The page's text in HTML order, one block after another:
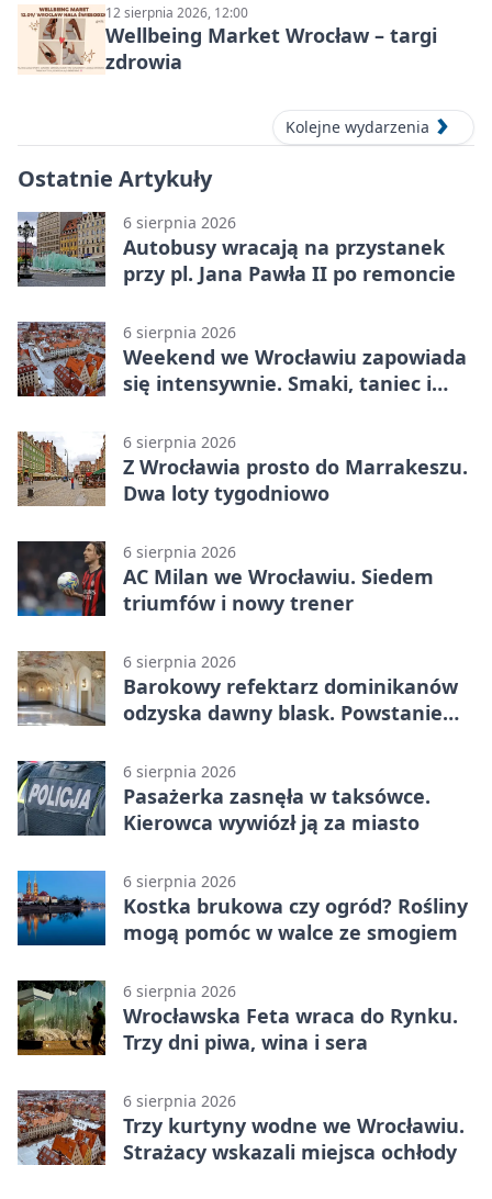
12 sierpnia 2026, 12:00
Wellbeing Market Wrocław – targi
zdrowia
Kolejne wydarzenia
Ostatnie Artykuły
6 sierpnia 2026
Autobusy wracają na przystanek
przy pl. Jana Pawła II po remoncie
6 sierpnia 2026
Weekend we Wrocławiu zapowiada
się intensywnie. Smaki, taniec i
6 sierpnia 2026
Z Wrocławia prosto do Marrakeszu.
Dwa loty tygodniowo
6 sierpnia 2026
AC Milan we Wrocławiu. Siedem
triumfów i nowy trener
6 sierpnia 2026
Barokowy refektarz dominikanów
odzyska dawny blask. Powstanie
6 sierpnia 2026
Pasażerka zasnęła w taksówce.
Kierowca wywiózł ją za miasto
6 sierpnia 2026
Kostka brukowa czy ogród? Rośliny
mogą pomóc w walce ze smogiem
6 sierpnia 2026
Wrocławska Feta wraca do Rynku.
Trzy dni piwa, wina i sera
6 sierpnia 2026
Trzy kurtyny wodne we Wrocławiu.
Strażacy wskazali miejsca ochłody